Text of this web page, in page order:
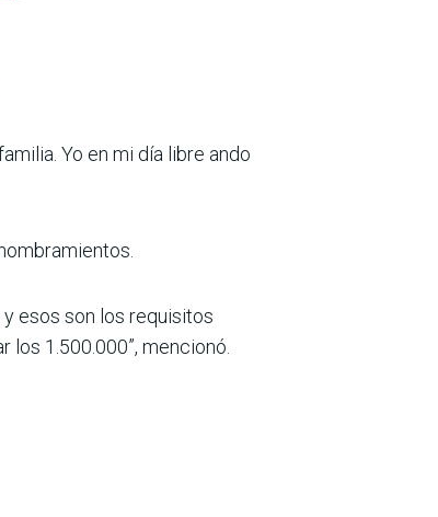
Yo en mi día libre ando
y esos son los requisitos
1.500.000”, mencionó.